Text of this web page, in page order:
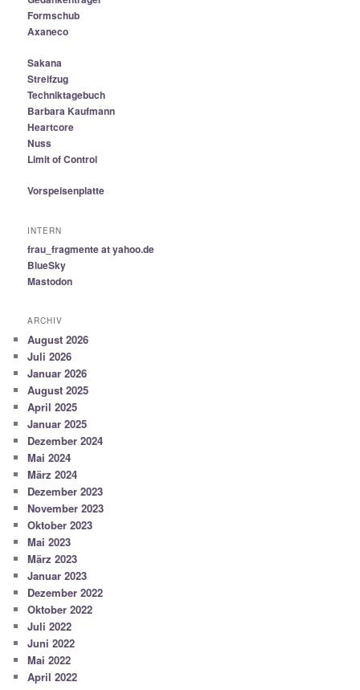
Formschub
Axaneco
Sakana
Streifzug
Techniktagebuch
Barbara Kaufmann
Heartcore
Nuss
Limit of Control
Vorspeisenplatte
INTERN
frau_fragmente at yahoo.de
BlueSky
Mastodon
ARCHIV
August 2026
Juli 2026
Januar 2026
August 2025
April 2025
Januar 2025
Dezember 2024
Mai 2024
März 2024
Dezember 2023
November 2023
Oktober 2023
Mai 2023
März 2023
Januar 2023
Dezember 2022
Oktober 2022
Juli 2022
Juni 2022
Mai 2022
April 2022